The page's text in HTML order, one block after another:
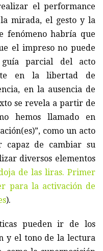
el performance
mirada, el gesto y la
fenómeno habría que
el impreso no puede
parcial del acto
en la libertad de
en la ausencia de
se revela a partir de
hemos llamado en
como un acto
de cambiar su
diversos elementos
de las liras. Primer
para la activación de
).
pueden ir de los
y el tono de la lectura